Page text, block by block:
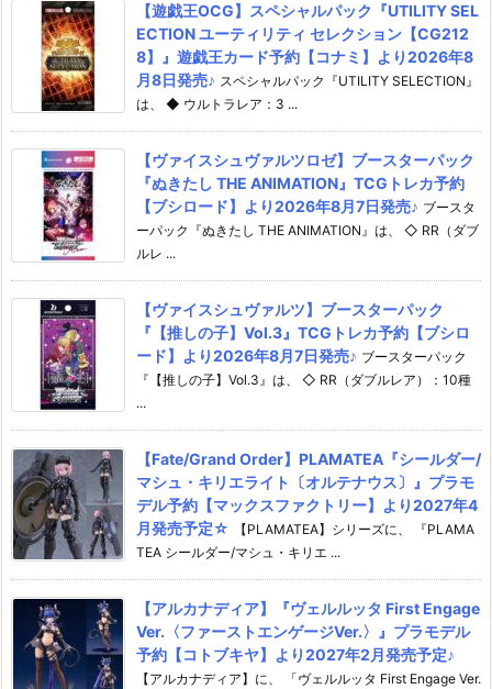
【遊戯王OCG】スペシャルパック『UTILITY SEL
ECTION ユーティリティ セレクション【CG212
8】』遊戯王カード予約【コナミ】より2026年8
月8日発売♪ スペシャルパック『UTILITY SELECTION』
は、 ◆ ウルトラレア：3 ...
【ヴァイスシュヴァルツロゼ】ブースターパック
『ぬきたし THE ANIMATION』TCGトレカ予約
【ブシロード】より2026年8月7日発売♪ ブースタ
ーパック『ぬきたし THE ANIMATION』は、 ◇ RR（ダブ
ルレ ...
【ヴァイスシュヴァルツ】ブースターパック
『【推しの子】Vol.3』TCGトレカ予約【ブシロ
ード】より2026年8月7日発売♪ ブースターパック
『【推しの子】Vol.3』は、 ◇ RR（ダブルレア）：10種
...
【Fate/Grand Order】PLAMATEA『シールダー/
マシュ・キリエライト〔オルテナウス〕』プラモ
デル予約【マックスファクトリー】より2027年4
月発売予定☆
【PLAMATEA】シリーズに、 『PLAMA
TEA シールダー/マシュ・キリエ ...
【アルカナディア】『ヴェルルッタ First Engage
Ver.〈ファーストエンゲージVer.〉』プラモデル
予約【コトブキヤ】より2027年2月発売予定♪
【アルカナディア】に、 「ヴェルルッタ First Engage Ver.